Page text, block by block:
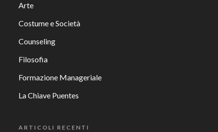
Arte
Costume e Società
Counseling
Filosofia
Formazione Manageriale
La Chiave Puentes
ARTICOLI RECENTI